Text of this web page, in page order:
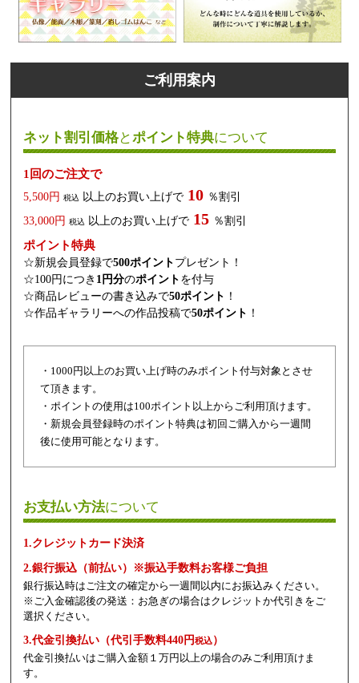
ご利用案内
ネット割引価格とポイント特典について
1回のご注文で
5,500円 税込 以上のお買い上げで 10 ％割引
33,000円 税込 以上のお買い上げで 15 ％割引
ポイント特典
☆新規会員登録で500ポイント プレゼント！
☆100円につき 1円分のポイント を付与
☆商品レビューの書き込みで50ポイント ！
☆作品ギャラリーへの作品投稿で50ポイント ！
・1000円以上のお買い上げ時のみポイント付与対象とさせ
て頂きます。
・ポイントの使用は100ポイント以上からご利用頂けます。
・新規会員登録時のポイント特典は初回ご購入から一週間
後に使用可能となります。
お支払い方法について
1.クレジットカード決済
2.銀行振込（前払い）※振込手数料お客様ご負担
銀行振込時はご注文の確定から一週間以内にお振込みください。
※ご入金確認後の発送：お急ぎの場合はクレジットか代引きをご
選択ください。
3.代金引換払い（代引手数料440円税込）
代金引換払いはご購入金額１万円以上の場合のみご利用頂けま
す。